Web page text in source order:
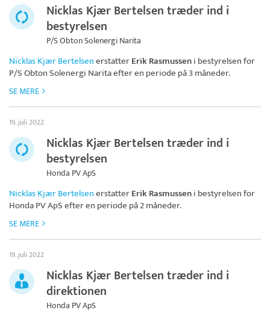
Nicklas Kjær Bertelsen træder ind i
bestyrelsen
P/S Obton Solenergi Narita
Nicklas Kjær BertelsenerstatterErik Rasmusseni bestyrelsen for
P/S Obton Solenergi Naritaefter en periode på 3 måneder.
SE MERE
19. juli 2022
Nicklas Kjær Bertelsen træder ind i
bestyrelsen
Honda PV ApS
Nicklas Kjær BertelsenerstatterErik Rasmusseni bestyrelsen for
Honda PV ApSefter en periode på 2 måneder.
SE MERE
19. juli 2022
Nicklas Kjær Bertelsen træder ind i
direktionen
Honda PV ApS